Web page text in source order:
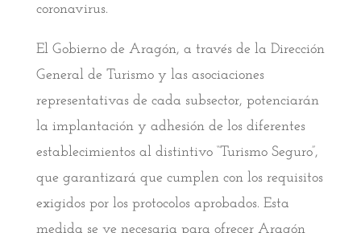
coronavirus.
El Gobierno de Aragón, a través de la Dirección
General de Turismo y las asociaciones
representativas de cada subsector, potenciarán
la implantación y adhesión de los diferentes
establecimientos al distintivo “Turismo Seguro”,
que garantizará que cumplen con los requisitos
exigidos por los protocolos aprobados. Esta
medida se ve necesaria para ofrecer Aragón